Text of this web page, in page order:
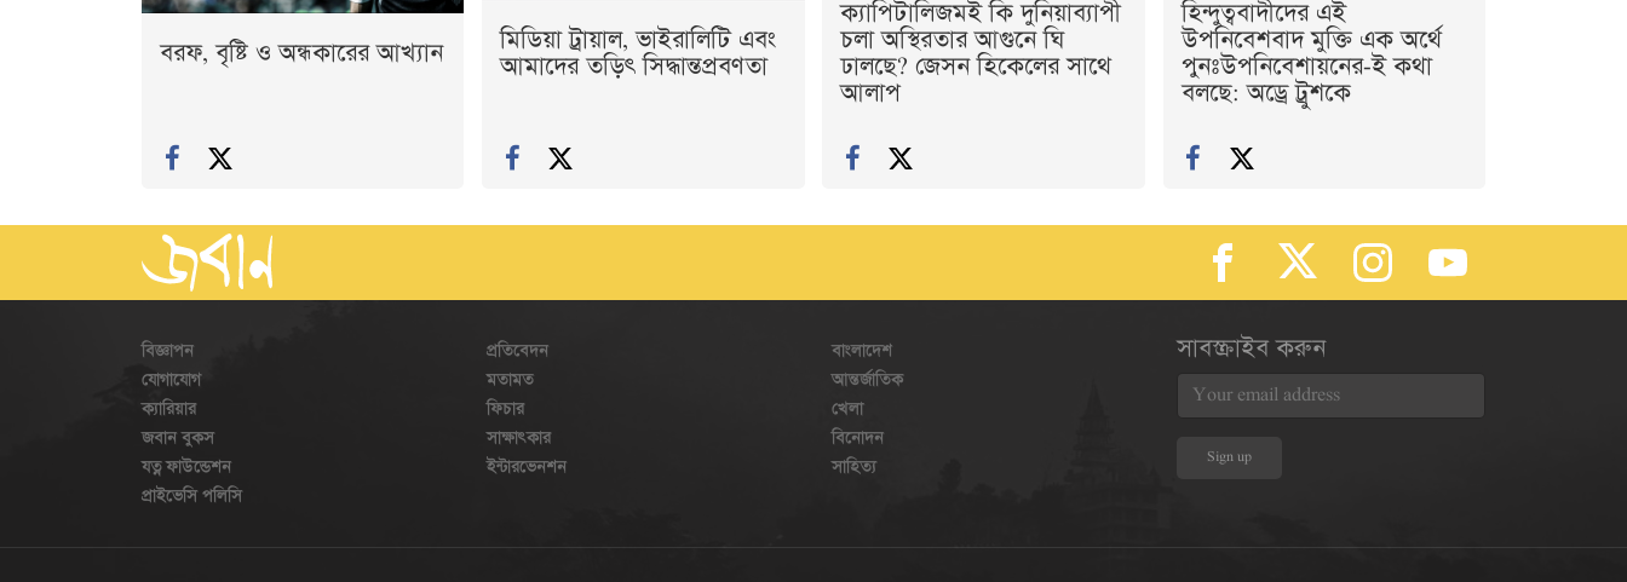
বরফ, বৃষ্টি ও অন্ধকারের আখ্যান
মিডিয়া ট্রায়াল, ভাইরালিটি এবং
আমাদের তড়িৎ সিদ্ধান্তপ্রবণতা
ক্যাপিটালিজমই কি দুনিয়াব্যাপী
চলা অস্থিরতার আগুনে ঘি
ঢালছে? জেসন হিকেলের সাথে
আলাপ
হিন্দুত্ববাদীদের এই
উপনিবেশবাদ মুক্তি এক অর্থে
পুনঃউপনিবেশায়নের-ই কথা
বলছে: অড্রে ট্রুশকে
বিজ্ঞাপন
যোগাযোগ
ক্যারিয়ার
জবান বুকস
যত্ন ফাউন্ডেশন
প্রাইভেসি পলিসি
প্রতিবেদন
মতামত
ফিচার
সাক্ষাৎকার
ইন্টারভেনশন
বাংলাদেশ
আন্তর্জাতিক
খেলা
বিনোদন
সাহিত্য
সাবস্ক্রাইব করুন